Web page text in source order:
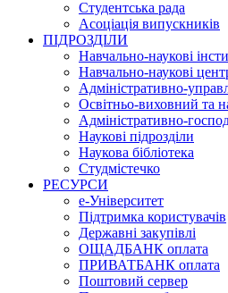
Студентська рада
Асоціація випускників
ПІДРОЗДІЛИ
Навчально-наукові
Навчально-наукові
Адміністративно-
Освітньо-виховний та
Адміністративно-
Наукові підрозділи
Наукова бібліотека
Студмістечко
РЕСУРСИ
е-Університет
Підтримка користувачів
Державні закупівлі
ОЩАДБАНК оплата
ПРИВАТБАНК оплата
Поштовий сервер